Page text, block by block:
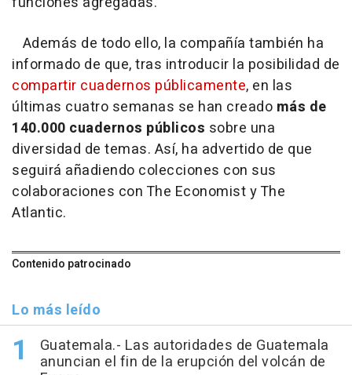
Además de todo ello, la compañía también ha
informado de que, tras introducir la posibilidad de
compartir cuadernos públicamente, en las
últimas cuatro semanas se han creado más de
140.000 cuadernos públicos sobre una
diversidad de temas. Así, ha advertido de que
seguirá añadiendo colecciones con sus
colaboraciones con The Economist y The
Atlantic.
Contenido patrocinado
Lo más leído
Guatemala.- Las autoridades de Guatemala
anuncian el fin de la erupción del volcán de